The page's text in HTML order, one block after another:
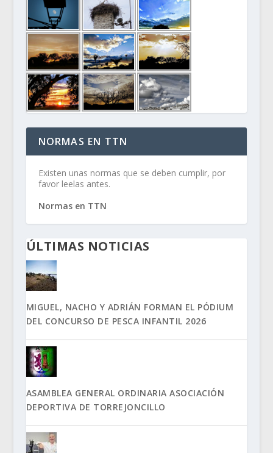
NORMAS EN TTN
Existen unas normas que se deben cumplir, por
favor leelas antes.
Normas en TTN
ÚLTIMAS NOTICIAS
MIGUEL, NACHO Y ADRIÁN FORMAN EL PÓDIUM
DEL CONCURSO DE PESCA INFANTIL 2026
ASAMBLEA GENERAL ORDINARIA ASOCIACIÓN
DEPORTIVA DE TORREJONCILLO